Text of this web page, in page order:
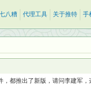
八糟 代理工具 关于推特 手
，都推出了新版，请问李建军